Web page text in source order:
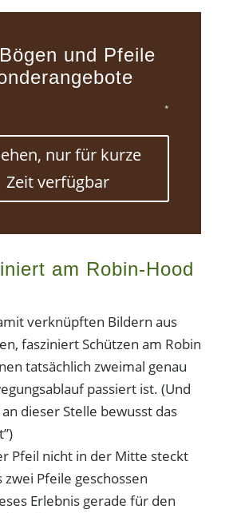
und Pfeile
*
nur für kurze
Zeit verfügbar
am Robin-Hood
verknüpften Bildern aus
fasziniert Schützen am Robin
tatsächlich zweimal genau
passiert ist. (Und
dieser Stelle bewusst das
Pfeil nicht in der Mitte steckt
Pfeile geschossen
Erlebnis gerade für den